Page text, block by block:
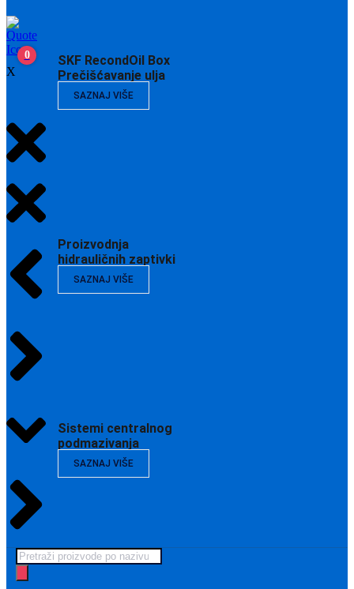
SKF RecondOil Box
Prečišćavanje ulja
SAZNAJ VIŠE
Proizvodnja
hidrauličnih zaptivki
SAZNAJ VIŠE
Sistemi centralnog
podmazivanja
SAZNAJ VIŠE
0
X
Products
search